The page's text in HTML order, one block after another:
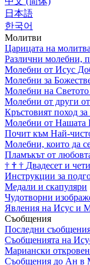
日本語
한국어
Молитви
Царицата на
Различни молебни,
Молебни от Исус
Молебни за
Молебни на
Молебни от други
Кръстовият поход
Молебни от Нашата
Почит към Най-
Молебни, които да
Пламъкът от
† † † Двадесет и
Инструкции за
Медали и скапуляри
Чудотворни
Явления на Исус и
Съобщения
Последни
Съобщенията на
Мариански
Съобщения до Ан в